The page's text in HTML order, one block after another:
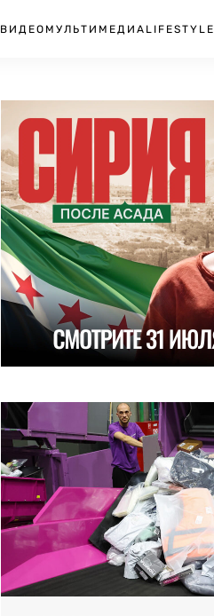
ВИДЕО МУЛЬТИМЕДИА LIFESTYLE